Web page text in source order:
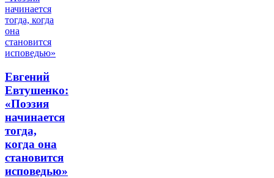
Евгений
Евтушенко:
«Поэзия
начинается
тогда,
когда она
становится
исповедью»